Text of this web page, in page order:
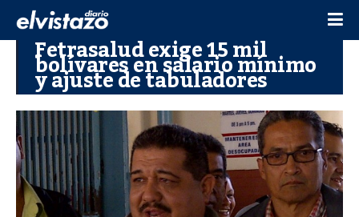
Fetrasalud exige 15 mil
bolívares en salario mínimo
y ajuste de tabuladores